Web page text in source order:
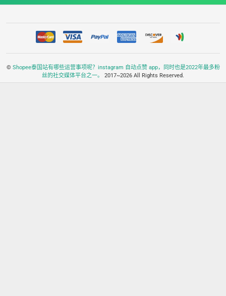
© Shopee泰国站有哪些运营事项呢？instagram 自动点赞 app，同时也是2022年最多粉
丝的社交媒体平台之一。
2017~2026 All Rights Reserved.